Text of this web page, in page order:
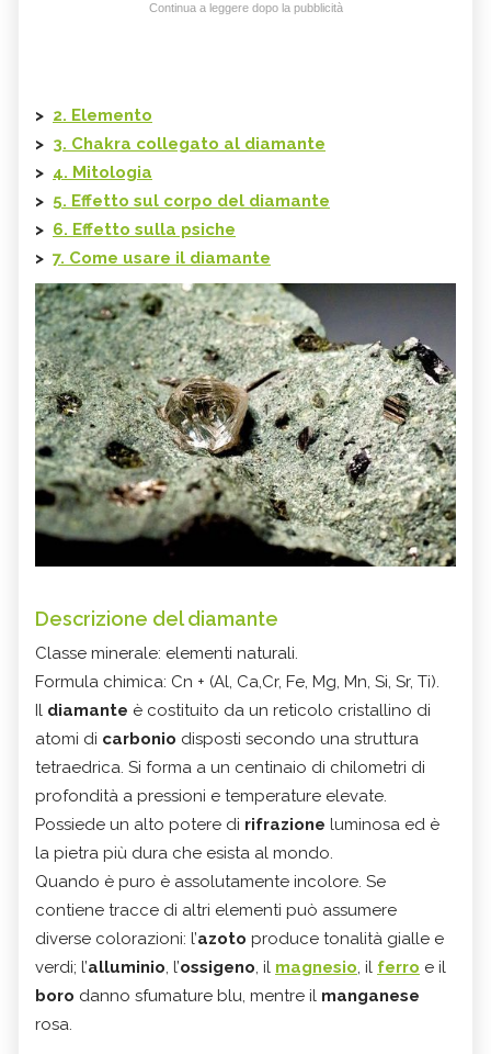
Continua a leggere dopo la pubblicità
> 2. Elemento
> 3. Chakra collegato al diamante
> 4. Mitologia
> 5. Effetto sul corpo del diamante
> 6. Effetto sulla psiche
> 7. Come usare il diamante
Descrizione del diamante
Classe minerale: elementi naturali.
Formula chimica: Cn + (Al, Ca,Cr, Fe, Mg, Mn, Si, Sr, Ti).
Il diamante è costituito da un reticolo cristallino di
atomi di carbonio disposti secondo una struttura
tetraedrica. Si forma a un centinaio di chilometri di
profondità a pressioni e temperature elevate.
Possiede un alto potere di rifrazione luminosa ed è
la pietra più dura che esista al mondo.
Quando è puro è assolutamente incolore. Se
contiene tracce di altri elementi può assumere
diverse colorazioni: l’azoto produce tonalità gialle e
verdi; l’alluminio, l’ossigeno, il magnesio, il ferro e il
boro danno sfumature blu, mentre il manganese
rosa.